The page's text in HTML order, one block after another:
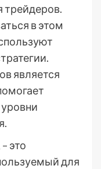
в этом
является
это
для